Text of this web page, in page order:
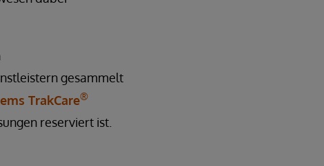
gesammelt
TrakCare®
reserviert ist.